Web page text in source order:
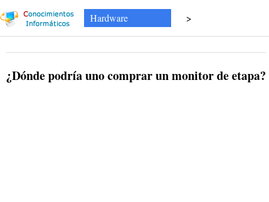
Hardware >
¿Dónde podría uno comprar un monitor de etapa?